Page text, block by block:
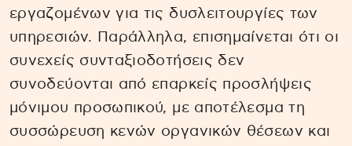
εργαζομένων για τις δυσλειτουργίες των
υπηρεσιών. Παράλληλα, επισημαίνεται ότι οι
συνεχείς συνταξιοδοτήσεις δεν
συνοδεύονται από επαρκείς προσλήψεις
μόνιμου προσωπικού, με αποτέλεσμα τη
συσσώρευση κενών οργανικών θέσεων και